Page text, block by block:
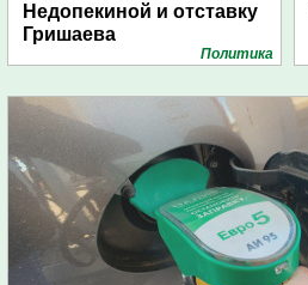
Недопекиной и отставку
Гришаева
Политика